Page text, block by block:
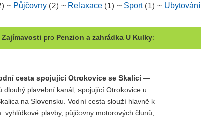
~ Půjčovny (2) ~ Relaxace (1) ~ Sport (1) ~ Ubytování
Zajímavosti pro Penzion a zahrádka U Kulky:
cesta spojující Otrokovice se Skalicí—
dlouhý plavební kanál, spojující Otrokovice u
na Slovensku. Vodní cesta slouží hlavně k
vyhlídkové plavby, půjčovny motorových člunů,